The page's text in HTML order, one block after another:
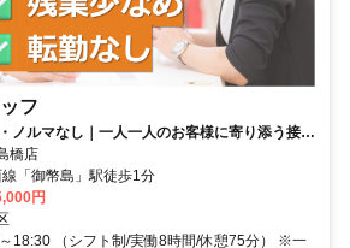
フ
ノルマなし｜一人一人のお客様に寄り添う接客
支援あり
橋店
「御幣島」駅徒歩1分
円
18:30 （シフト制/実働8時間/休憩75分） ※一